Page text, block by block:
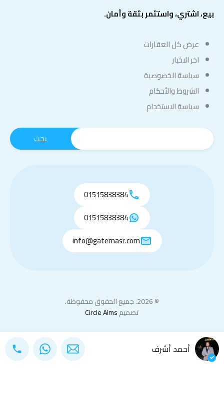
بيع، اشتري، واستثمر بثقة وأمان.
عرض كل العقارات
اخر الاخبار
سياسة الخصوصية
الشروط والأحكام
سياسة الاستخدام
01515838384
01515838384
info@gatemasr.com
© 2026. جميع الحقوق محفوظة.
تصميمCircle Aims
أحمد أشرف